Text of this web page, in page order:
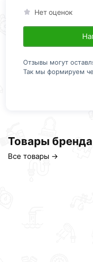
Нет оценок
Отзывы могут
Так мы формируем
Товары бренда
Все товары →